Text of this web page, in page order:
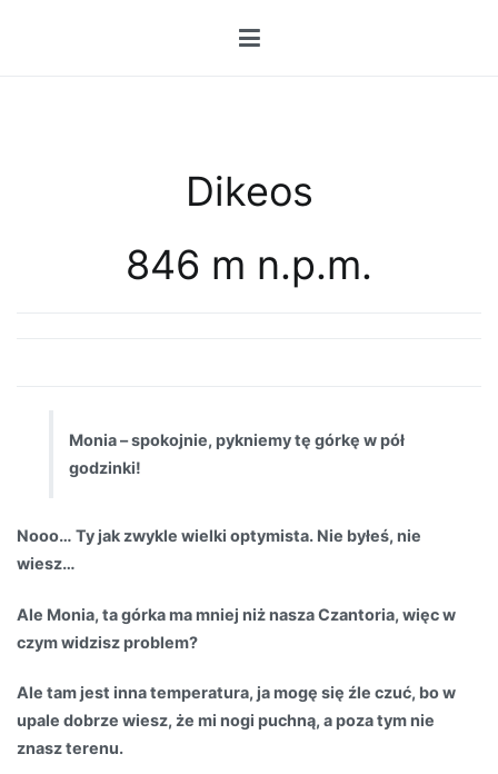
Dikeos
846 m n.p.m.
Monia – spokojnie, pykniemy tę górkę w pół
godzinki!
Nooo… Ty jak zwykle wielki optymista. Nie byłeś, nie
wiesz…
Ale Monia, ta górka ma mniej niż nasza Czantoria, więc w
czym widzisz problem?
Ale tam jest inna temperatura, ja mogę się źle czuć, bo w
upale dobrze wiesz, że mi nogi puchną, a poza tym nie
znasz terenu.